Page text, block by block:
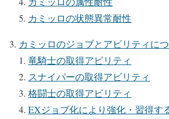
カミッロの状態異常耐性
カミッロのジョブとアビリティに
竜騎士の取得アビリティ
スナイパーの取得アビリティ
格闘士の取得アビリティ
EXジョブ化により強化・習得す